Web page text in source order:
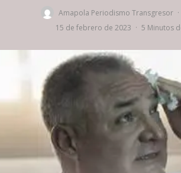
Amapola Periodismo Transgresor ·
15 de febrero de 2023 · 5 Minutos